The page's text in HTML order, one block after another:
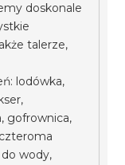
doskonale
talerze,
lodówka,
gofrownica,
wody,